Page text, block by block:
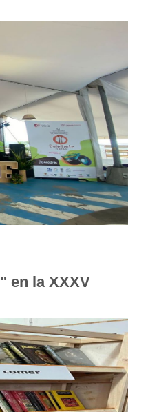
en la XXXV